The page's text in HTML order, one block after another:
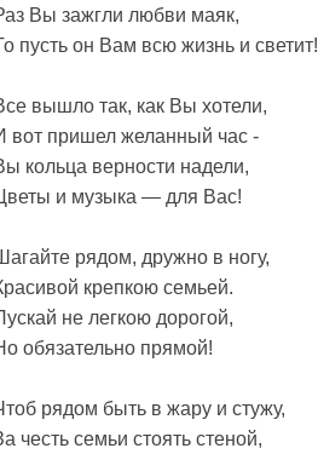
Вы зажгли любви маяк,
пусть он Вам всю жизнь и светит!
вышло так, как Вы хотели,
вот пришел желанный час -
кольца верности надели,
и музыка — для Вас!
рядом, дружно в ногу,
крепкою семьей.
не легкою дорогой,
обязательно прямой!
рядом быть в жару и стужу,
честь семьи стоять стеной,